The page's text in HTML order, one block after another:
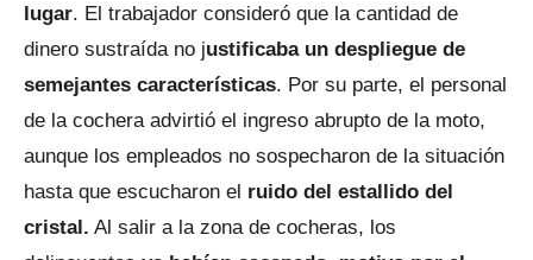
lugar. El trabajador consideró que la cantidad de
dinero sustraída no justificaba un despliegue de
semejantes características. Por su parte, el personal
de la cochera advirtió el ingreso abrupto de la moto,
aunque los empleados no sospecharon de la situación
hasta que escucharon el ruido del estallido del
cristal. Al salir a la zona de cocheras, los